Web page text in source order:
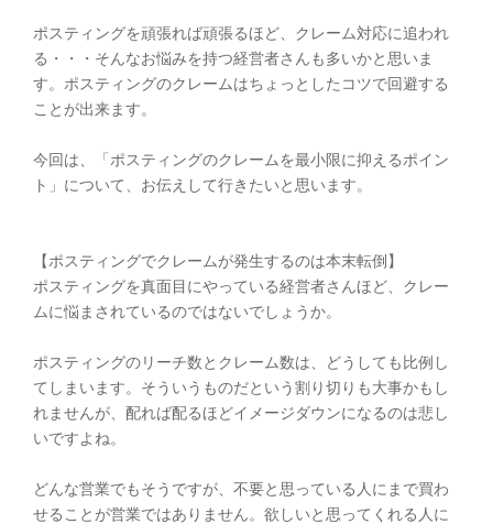
ポスティングを頑張れば頑張るほど、クレーム対応に追われ
る・・・そんなお悩みを持つ経営者さんも多いかと思いま
す。ポスティングのクレームはちょっとしたコツで回避する
ことが出来ます。
今回は、「ポスティングのクレームを最小限に抑えるポイン
ト」について、お伝えして行きたいと思います。
【ポスティングでクレームが発生するのは本末転倒】
ポスティングを真面目にやっている経営者さんほど、クレー
ムに悩まされているのではないでしょうか。
ポスティングのリーチ数とクレーム数は、どうしても比例し
てしまいます。そういうものだという割り切りも大事かもし
れませんが、配れば配るほどイメージダウンになるのは悲し
いですよね。
どんな営業でもそうですが、不要と思っている人にまで買わ
せることが営業ではありません。欲しいと思ってくれる人に